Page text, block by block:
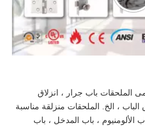
الملحقات باب جرار ، انزلاق
الباب ، الخ. الملحقات منزلقة مناسبة
الألومنيوم ، باب المدخل ، باب